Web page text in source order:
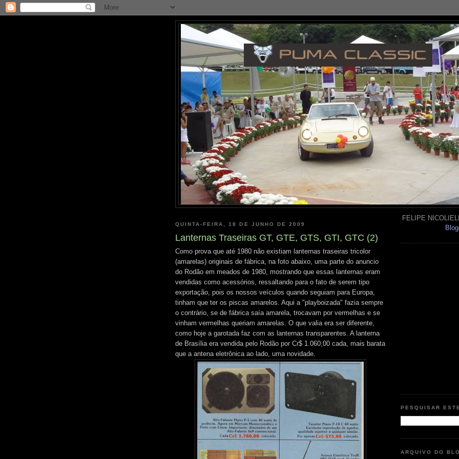
QUINTA-FEIRA, 18 DE JUNHO DE 2009
Lanternas Traseiras GT, GTE, GTS, GTI, GTC (2)
Como prova que até 1980 não existiam lanternas traseiras tricolor
(amarelas) originais de fábrica, na foto abaixo, uma parte do anuncio
do Rodão em meados de 1980, mostrando que essas lanternas eram
vendidas como acessórios, ressaltando para o fato de serem tipo
exportação, pois os nossos veículos quando seguiam para Europa,
tinham que ter os piscas amarelos. Aqui a "playboizada" fazia sempre
o contrário, se de fábrica saía amarela, trocavam por vermelhas e se
vinham vermelhas queriam amarelas. O que valia era ser diferente,
como hoje a garotada faz com as lanternas transparentes. A lanterna
de Brasília era vendida pelo Rodão por Cr$ 1.060,00 cada, mais barata
que a antena eletrônica ao lado, uma novidade.
FELIPE
PESQUISAR
ARQUIVO DO